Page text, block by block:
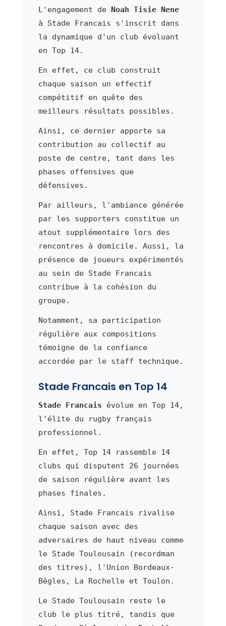
L'engagement de Noah Tisie Nene
à Stade Francais s'inscrit dans
la dynamique d'un club évoluant
en Top 14.
En effet, ce club construit
chaque saison un effectif
compétitif en quête des
meilleurs résultats possibles.
Ainsi, ce dernier apporte sa
contribution au collectif au
poste de centre, tant dans les
phases offensives que
défensives.
Par ailleurs, l'ambiance générée
par les supporters constitue un
atout supplémentaire lors des
rencontres à domicile. Aussi, la
présence de joueurs expérimentés
au sein de Stade Francais
contribue à la cohésion du
groupe.
Notamment, sa participation
régulière aux compositions
témoigne de la confiance
accordée par le staff technique.
Stade Francais en Top 14
Stade Francais évolue en Top 14,
l'élite du rugby français
professionnel.
En effet, Top 14 rassemble 14
clubs qui disputent 26 journées
de saison régulière avant les
phases finales.
Ainsi, Stade Francais rivalise
chaque saison avec des
adversaires de haut niveau comme
le Stade Toulousain (recordman
des titres), l'Union Bordeaux-
Bègles, La Rochelle et Toulon.
Le Stade Toulousain reste le
club le plus titré, tandis que